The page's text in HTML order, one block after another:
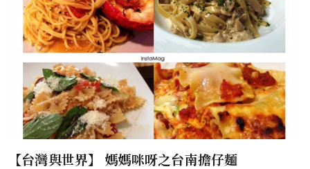
【台灣與世界】 媽媽咪呀之台南擔仔麵